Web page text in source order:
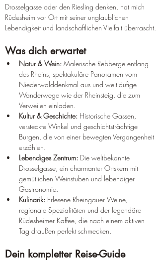
Drosselgasse oder den Riesling denken, hat mich
Rüdesheim vor Ort mit seiner unglaublichen
Lebendigkeit und landschaftlichen Vielfalt überrascht.
Was dich erwartet
Natur & Wein: Malerische Rebberge entlang
des Rheins, spektakuläre Panoramen vom
Niederwalddenkmal aus und weitläufige
Wanderwege wie der Rheinsteig, die zum
Verweilen einladen.
Kultur & Geschichte: Historische Gassen,
versteckte Winkel und geschichtsträchtige
Burgen, die von einer bewegten Vergangenheit
erzählen.
Lebendiges Zentrum: Die weltbekannte
Drosselgasse, ein charmanter Ortskern mit
gemütlichen Weinstuben und lebendiger
Gastronomie.
Kulinarik: Erlesene Rheingauer Weine,
regionale Spezialitäten und der legendäre
Rüdesheimer Kaffee, die nach einem aktiven
Tag draußen perfekt schmecken.
Dein kompletter Reise-Guide